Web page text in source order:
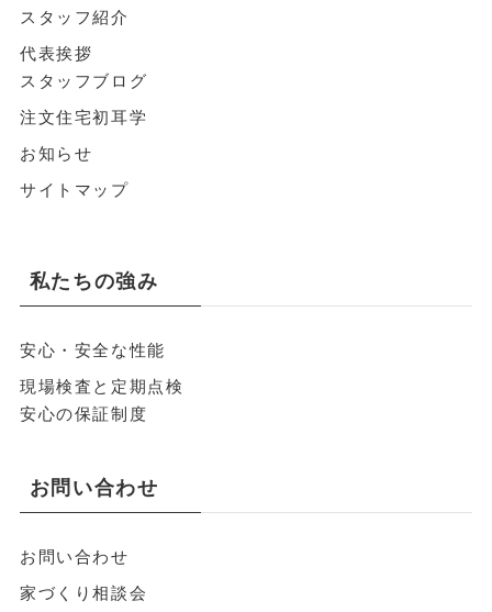
スタッフ紹介
代表挨拶
スタッフブログ
注文住宅初耳学
お知らせ
サイトマップ
私たちの強み
安心・安全な性能
現場検査と定期点検
安心の保証制度
お問い合わせ
お問い合わせ
家づくり相談会